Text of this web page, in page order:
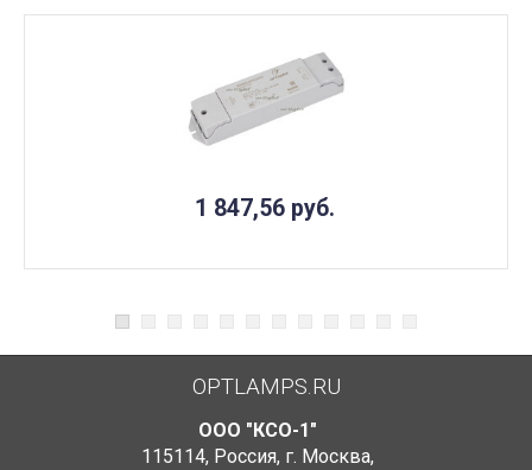
1 847,56 руб.
OPTLAMPS.RU
ООО "КСО-1"
115114, Россия, г. Москва,